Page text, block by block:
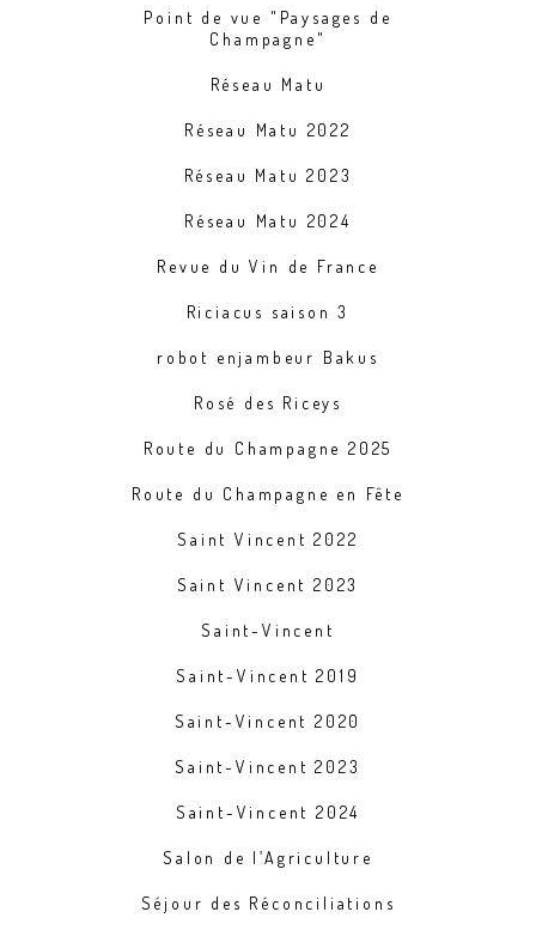
Point de vue "Paysages de
Champagne"
Réseau Matu
Réseau Matu 2022
Réseau Matu 2023
Réseau Matu 2024
Revue du Vin de France
Riciacus saison 3
robot enjambeur Bakus
Rosé des Riceys
Route du Champagne 2025
Route du Champagne en Fête
Saint Vincent 2022
Saint Vincent 2023
Saint-Vincent
Saint-Vincent 2019
Saint-Vincent 2020
Saint-Vincent 2023
Saint-Vincent 2024
Salon de l’Agriculture
Séjour des Réconciliations